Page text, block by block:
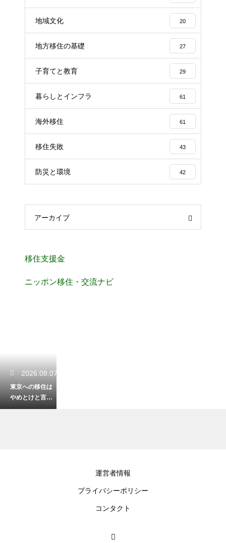
地域文化 20
地方移住の基礎 27
子育てと教育 29
暮らしとインフラ 61
海外移住 61
移住失敗 43
防災と環境 42
アーカイブ
移住支援金
ニッポン移住・交流ナビ
2026.08.07
東京への移住は
やめとけと言わ
れる理由！高い
運営者情報
プライバシーポリシー
コンタクト